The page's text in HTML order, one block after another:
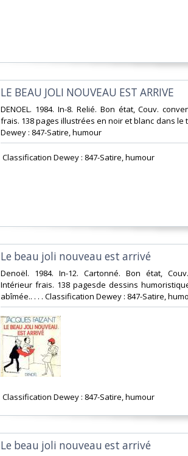
‎LE BEAU JOLI NOUVEAU EST ARRIVE‎
‎DENOEL. 1984. In-8. Relié. Bon état, Couv.
frais. 138 pages illustrées en noir et blanc dans le
Dewey : 847-Satire, humour‎
‎ Classification Dewey : 847-Satire, humour‎
‎Le beau joli nouveau est arrivé‎
‎Denoël. 1984. In-12. Cartonné. Bon état,
Intérieur frais. 138 pagesde dessins
abîmée.. . . . Classification Dewey : 847-Satire,
‎ Classification Dewey : 847-Satire, humour‎
‎Le beau joli nouveau est arrivé‎